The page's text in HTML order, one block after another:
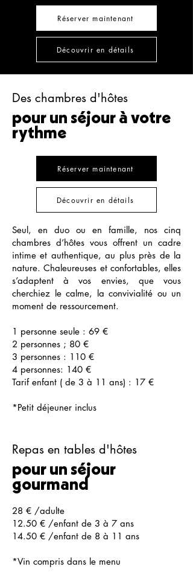
Réserver maintenant
Découvrir en détails
Des chambres d'hôtes
pour un séjour à votre
rythme
Réserver maintenant
Découvrir en détails
Seul, en duo ou en famille, nos cinq
chambres d’hôtes vous offrent un cadre
intime et authentique, au plus près de la
nature. Chaleureuses et confortables, elles
s’adaptent à vos envies, que vous
cherchiez le calme, la convivialité ou un
moment de ressourcement.
1 personne seule : 69 €
2 personnes ; 80 €
3 personnes : 110 €
4 personnes: 140 €
Tarif enfant ( de 3 à 11 ans) : 17 €
*Petit déjeuner inclus
Repas en tables d'hôtes
pour un séjour
gourmand
28 € /adulte
12.50 € /enfant de 3 à 7 ans
14.50 € /enfant de 8 à 11 ans
*Vin compris dans le menu